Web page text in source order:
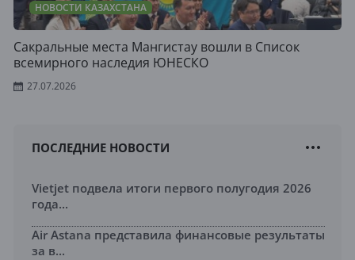
НОВОСТИ КАЗАХСТАНА
Сакральные места Мангистау вошли в Список
всемирного наследия ЮНЕСКО
27.07.2026
ПОСЛЕДНИЕ НОВОСТИ
Vietjet подвела итоги первого полугодия 2026
года...
Air Astana представила финансовые результаты
за в...